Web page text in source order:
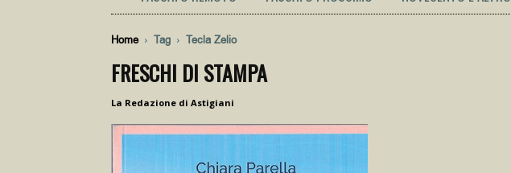
Home Tag Tecla Zelio
FRESCHI DI STAMPA
La Redazione di Astigiani